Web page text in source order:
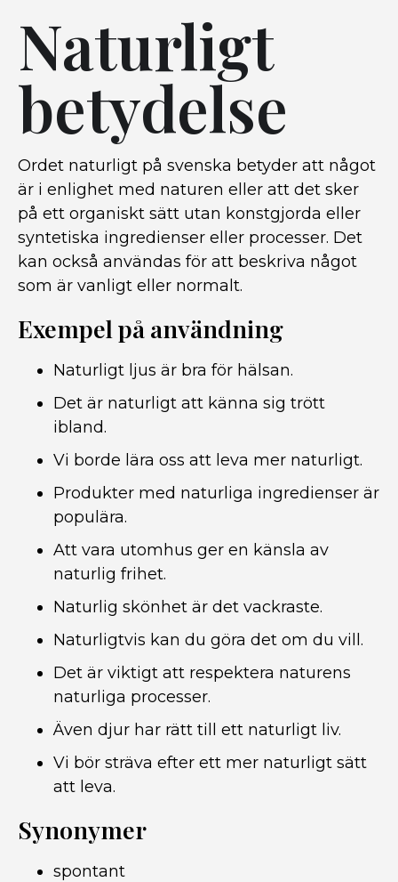
Naturligt
betydelse
Ordet naturligt på svenska betyder att något
är i enlighet med naturen eller att det sker
på ett organiskt sätt utan konstgjorda eller
syntetiska ingredienser eller processer. Det
kan också användas för att beskriva något
som är vanligt eller normalt.
Exempel på användning
Naturligt ljus är bra för hälsan.
Det är naturligt att känna sig trött
ibland.
Vi borde lära oss att leva mer naturligt.
Produkter med naturliga ingredienser är
populära.
Att vara utomhus ger en känsla av
naturlig frihet.
Naturlig skönhet är det vackraste.
Naturligtvis kan du göra det om du vill.
Det är viktigt att respektera naturens
naturliga processer.
Även djur har rätt till ett naturligt liv.
Vi bör sträva efter ett mer naturligt sätt
att leva.
Synonymer
spontant